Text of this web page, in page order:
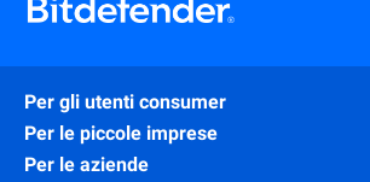
Per gli utenti consumer
Per le piccole imprese
Per le aziende